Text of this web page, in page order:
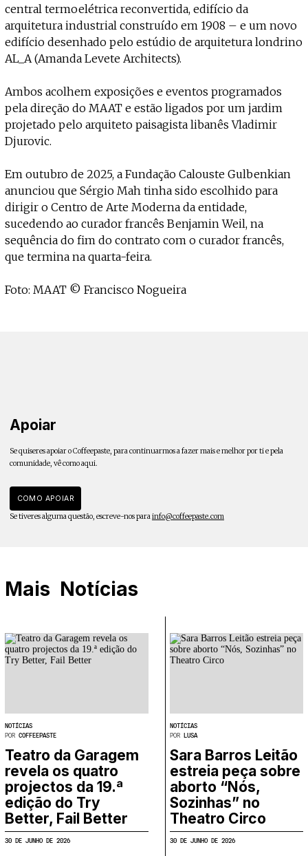
central termoelétrica reconvertida, edifício da
arquitetura industrial construído em 1908 – e um novo
edifício desenhado pelo estúdio de arquitetura londrino
AL_A (Amanda Levete Architects).
Ambos acolhem exposições e eventos programados
pela direção do MAAT e estão ligados por um jardim
projetado pelo arquiteto paisagista libanês Vladimir
Djurovic.
Em outubro de 2025, a Fundação Calouste Gulbenkian
anunciou que Sérgio Mah tinha sido escolhido para
dirigir o Centro de Arte Moderna da entidade,
sucedendo ao curador francês Benjamin Weil, na
sequência do fim do contrato com o curador francês,
que termina na quarta-feira.
Foto: MAAT © Francisco Nogueira
Apoiar
Se quiseres apoiar o Coffeepaste, para continuarmos a fazer mais e melhor por ti e pela
comunidade, vê como aqui.
COMO APOIAR
Se tiveres alguma questão, escreve-nos parainfo@coffeepaste.com
Mais Notícias
NOTÍCIAS
POR COFFEEPASTE
Teatro da Garagem
revela os quatro
projectos da 19.ª
edição do Try
Better, Fail Better
30 DE JUNHO DE 2026
NOTÍCIAS
POR LUSA
Sara Barros Leitão
estreia peça sobre
aborto “Nós,
Sozinhas” no
Theatro Circo
30 DE JUNHO DE 2026